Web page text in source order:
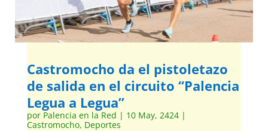
Castromocho da el pistoletazo
de salida en el circuito “Palencia
Legua a Legua”
por Palencia en la Red | 10 May, 2424|
Castromocho, Deportes